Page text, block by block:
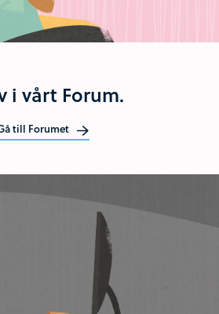
i vårt Forum.
till Forumet